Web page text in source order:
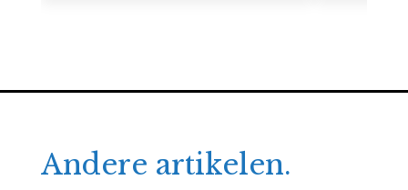
Andere artikelen.